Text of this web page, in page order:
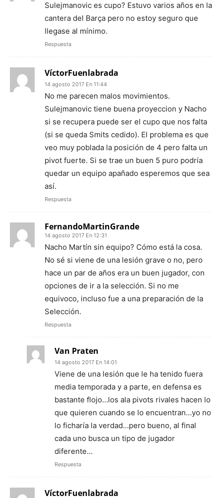
Sulejmanovic es cupo? Estuvo varios años en la
cantera del Barça pero no estoy seguro que
llegase al mínimo.
Respuesta
VíctorFuenlabrada
14 agosto 2017 En 11:44
No me parecen malos movimientos.
Sulejmanovic tiene buena proyeccion y Nacho
si se recupera puede ser el cupo que nos falta
(si se queda Smits cedido). El problema es que
veo muy poblada la posición de 4 pero falta un
pivot fuerte. Si se trae un buen 5 puro podría
quedar un equipo apañado esperemos que sea
así.
Respuesta
FernandoMartinGrande
14 agosto 2017 En 12:31
Nacho Martín sin equipo? Cómo está la cosa.
No sé si viene de una lesión grave o no, pero
hace un par de años era un buen jugador, con
opciones de ir a la selección. Si no me
equivoco, incluso fue a una preparación de la
Selección.
Respuesta
Van Praten
14 agosto 2017 En 14:01
Viene de una lesión que le ha tenido fuera
media temporada y a parte, en defensa es
bastante flojo…los ala pivots rivales hacen lo
que quieren cuando se lo encuentran…yo no
lo ficharía la verdad…pero bueno, al final
cada uno busca un tipo de jugador
diferente…
Respuesta
VíctorFuenlabrada